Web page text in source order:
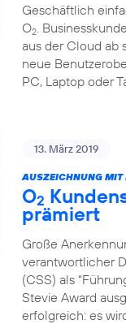
Geschäftlich
O2 .
aus der Cloud ab
neue
PC, Laptop oder
13. März 2019
AUSZEICHNUNG MIT
O2
prämiert
Große
verantwortlicher
(CSS) als
Stevie Award
erfolgreich: es